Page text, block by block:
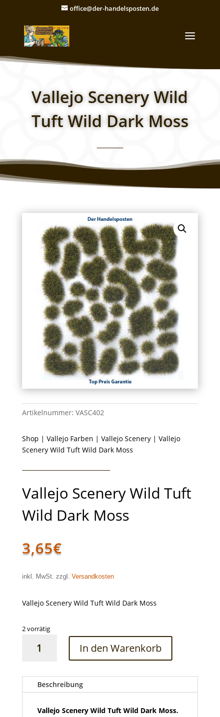
office@der-handelsposten.de
Vallejo Scenery Wild
Tuft Wild Dark Moss
Artikelnummer: VASC402
Shop | Vallejo Farben | Vallejo Scenery| Vallejo
Scenery Wild Tuft Wild Dark Moss
Vallejo Scenery Wild Tuft
Wild Dark Moss
3,65€
inkl. MwSt. zzgl. Versandkosten
Vallejo Scenery Wild Tuft Wild Dark Moss
2 vorrätig
Scenery
Moss
In den Warenkorb
Beschreibung
Vallejo Scenery Wild Tuft Wild Dark Moss.